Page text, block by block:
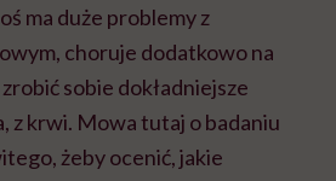
ma duże problemy z
choruje dodatkowo na
sobie dokładniejsze
z krwi. Mowa tutaj o badaniu
żeby ocenić, jakie